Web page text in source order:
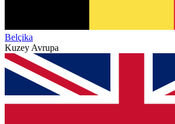
Belçika
Kuzey Avrupa